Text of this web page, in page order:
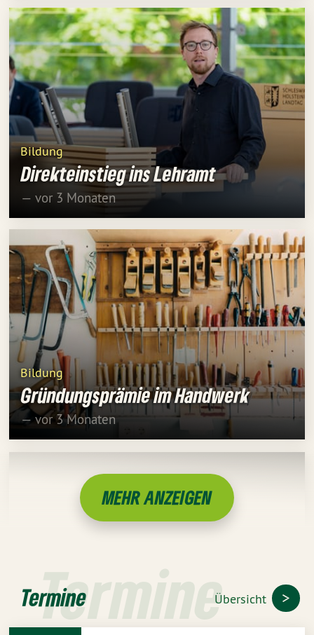
Bildung
Direkteinstieg ins Lehramt
— vor 3 Monaten
Bildung
Gründungsprämie im Handwerk
— vor 3 Monaten
MEHR ANZEIGEN
Termine
TermineÜbersicht